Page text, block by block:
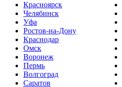
Красноярск
Челябинск
Уфа
Ростов-на-Дону
Краснодар
Омск
Воронеж
Пермь
Волгоград
Саратов